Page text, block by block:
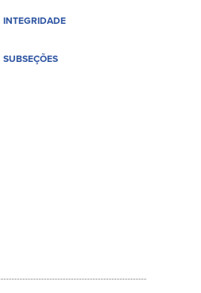
INTEGRIDADE
SUBSEÇÕES